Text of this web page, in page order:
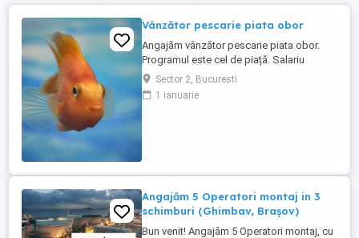
Vânzător pescarie piata obor
Angajăm vânzător pescarie piata obor.
Programul este cel de piață. Salariu
porneste de la 4500 de lei și creste treptat
. Carte de muncă. Nu necesita mare
experiență în domeniu. Pentru orice
Sector 2, Bucuresti
1 ianuarie
Angajăm 5 Operatori montaj in 3
schimburi (Ghimbav, Brașov)
Bun venit! Angajăm 5 Operatori montaj, cu